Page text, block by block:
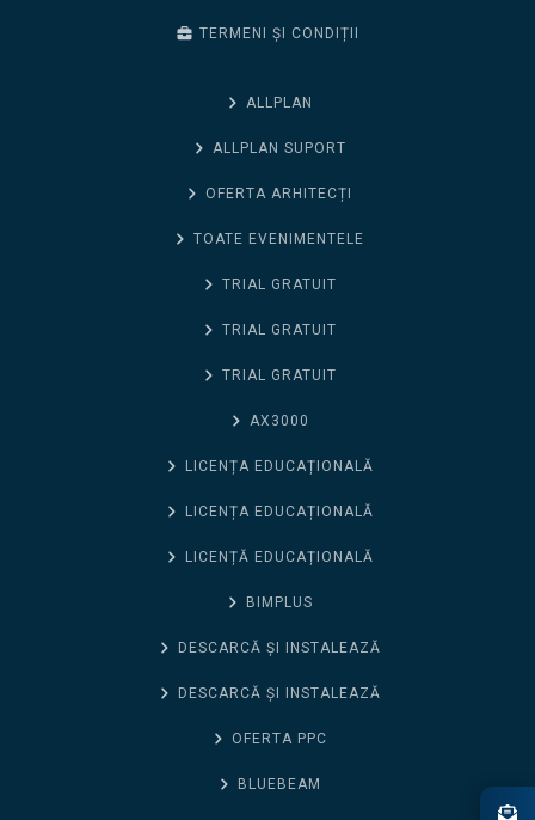
TERMENI ȘI CONDIȚII
ALLPLAN
ALLPLAN SUPORT
OFERTA ARHITECȚI
TOATE EVENIMENTELE
TRIAL GRATUIT
TRIAL GRATUIT
TRIAL GRATUIT
AX3000
LICENȚA EDUCAȚIONALĂ
LICENȚA EDUCAȚIONALĂ
LICENȚĂ EDUCAȚIONALĂ
BIMPLUS
DESCARCĂ ȘI INSTALEAZĂ
DESCARCĂ ȘI INSTALEAZĂ
OFERTA PPC
BLUEBEAM